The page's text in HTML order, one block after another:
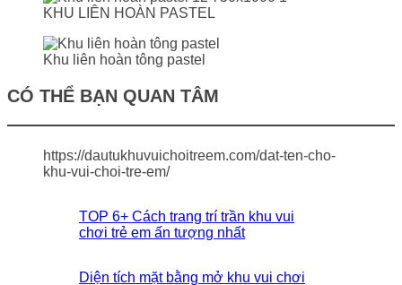
KHU LIÊN HOÀN PASTEL
Khu liên hoàn tông pastel
CÓ THỂ BẠN QUAN TÂM
https://dautukhuvuichoitreem.com/dat-ten-cho-
khu-vui-choi-tre-em/
TOP 6+ Cách trang trí trần khu vui
chơi trẻ em ấn tượng nhất
Diện tích mặt bằng mở khu vui chơi